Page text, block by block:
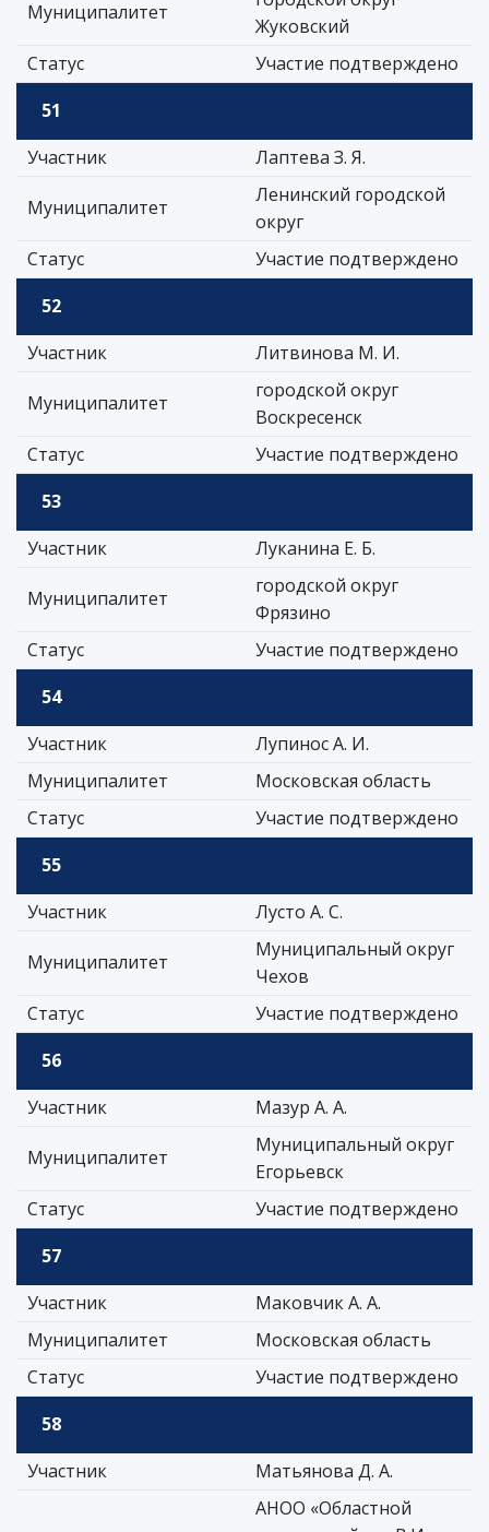
Муниципалитет
Жуковский
Статус
Участие подтверждено
51
Участник
Лаптева З. Я.
Муниципалитет
Ленинский городской
округ
Статус
Участие подтверждено
52
Участник
Литвинова М. И.
Муниципалитет
городской округ
Воскресенск
Статус
Участие подтверждено
53
Участник
Луканина Е. Б.
Муниципалитет
городской округ
Фрязино
Статус
Участие подтверждено
54
Участник
Лупинос А. И.
Муниципалитет
Московская область
Статус
Участие подтверждено
55
Участник
Лусто А. С.
Муниципалитет
Муниципальный округ
Чехов
Статус
Участие подтверждено
56
Участник
Мазур А. А.
Муниципалитет
Муниципальный округ
Егорьевск
Статус
Участие подтверждено
57
Участник
Маковчик А. А.
Муниципалитет
Московская область
Статус
Участие подтверждено
58
Участник
Матьянова Д. А.
АНОО «Областной